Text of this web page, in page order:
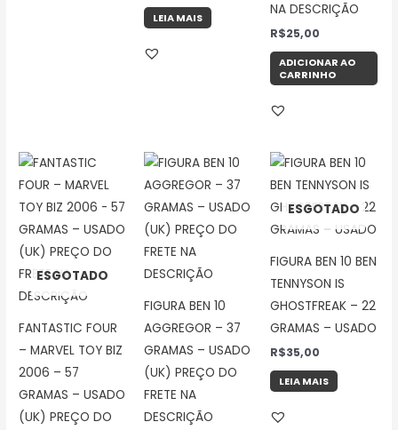
LEIA MAIS
NA DESCRIÇÃO
R$25,00
ADICIONAR AO
CARRINHO
ESGOTADO
FANTASTIC FOUR
– MARVEL TOY BIZ
2006 – 57
GRAMAS – USADO
(UK) PREÇO DO
FIGURA BEN 10
AGGREGOR – 37
GRAMAS – USADO
(UK) PREÇO DO
FRETE NA
DESCRIÇÃO
ESGOTADO
FIGURA BEN 10 BEN
TENNYSON IS
GHOSTFREAK – 22
GRAMAS – USADO
R$35,00
LEIA MAIS